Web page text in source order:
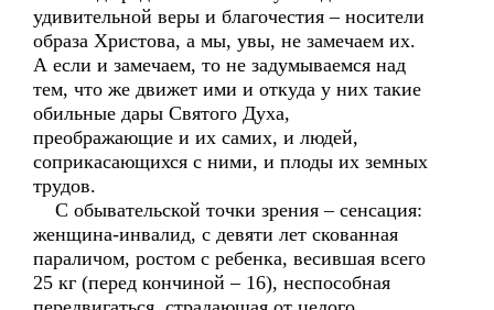
удивительной веры и благочестия – носители
образа Христова, а мы, увы, не замечаем их.
А если и замечаем, то не задумываемся над
тем, что же движет ими и откуда у них такие
обильные дары Святого Духа,
преображающие и их самих, и людей,
соприкасающихся с ними, и плоды их земных
трудов.
С обывательской точки зрения – сенсация:
женщина-инвалид, с девяти лет скованная
параличом, ростом с ребенка, весившая всего
25 кг (перед кончиной – 16), неспособная